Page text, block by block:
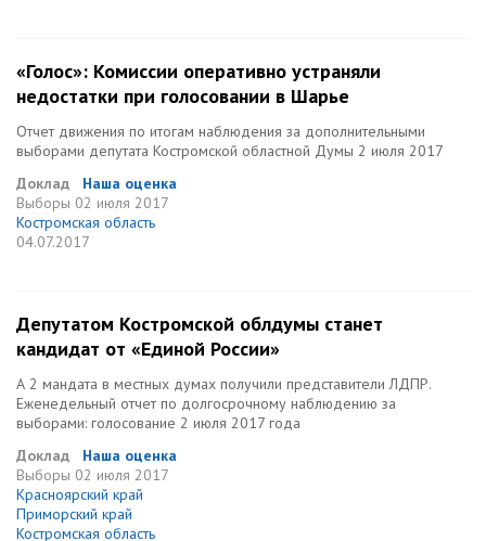
«Голос»: Комиссии оперативно устраняли
недостатки при голосовании в Шарье
Отчет движения по итогам наблюдения за дополнительными
выборами депутата Костромской областной Думы 2 июля 2017
Доклад
Наша оценка
Выборы 02 июля 2017
Костромская область
04.07.2017
Депутатом Костромской облдумы станет
кандидат от «Единой России»
А 2 мандата в местных думах получили представители ЛДПР.
Еженедельный отчет по долгосрочному наблюдению за
выборами: голосование 2 июля 2017 года
Доклад
Наша оценка
Выборы 02 июля 2017
Красноярский край
Приморский край
Костромская область